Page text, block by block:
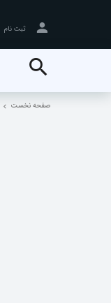
ثبت نام
صفحه نخست